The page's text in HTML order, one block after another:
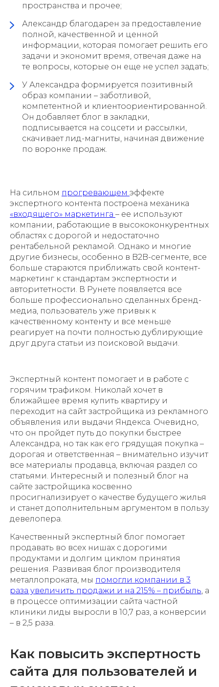
пространства и прочее;
Александр благодарен за предоставление
полной, качественной и ценной
информации, которая помогает решить его
задачи и экономит время, отвечая даже на
те вопросы, которые он еще не успел задать;
У Александра формируется позитивный
образ компании – заботливой,
компетентной и клиентоориентированной.
Он добавляет блог в закладки,
подписывается на соцсети и рассылки,
скачивает лид-магниты, начиная движение
по воронке продаж.
На сильном прогревающем эффекте
экспертного контента построена механика
«входящего» маркетинга – ее используют
компании, работающие в высококонкурентных
областях с дорогой и недостаточно
рентабельной рекламой. Однако и многие
другие бизнесы, особенно в B2B-сегменте, все
больше стараются приближать свой контент-
маркетинг к стандартам экспертности и
авторитетности. В Рунете появляется все
больше профессионально сделанных бренд-
медиа, пользователь уже привык к
качественному контенту и все меньше
реагирует на почти полностью дублирующие
друг друга статьи из поисковой выдачи.
Экспертный контент помогает и в работе с
горячим трафиком. Николай хочет в
ближайшее время купить квартиру и
переходит на сайт застройщика из рекламного
объявления или выдачи Яндекса. Очевидно,
что он пройдет путь до покупки быстрее
Александра, но так как его грядущая покупка –
дорогая и ответственная – внимательно изучит
все материалы продавца, включая раздел со
статьями. Интересный и полезный блог на
сайте застройщика косвенно
просигнализирует о качестве будущего жилья
и станет дополнительным аргументом в пользу
девелопера.
Качественный экспертный блог помогает
продавать во всех нишах с дорогими
продуктами и долгим циклом принятия
решения. Развивая блог производителя
металлопроката, мы помогли компании в 3
раза увеличить продажи и на 215% – прибыль, а
в процессе оптимизации сайта частной
клиники лиды выросли в 10,7 раз, а конверсии
– в 2,5 раза.
Как повысить экспертность
сайта для пользователей и